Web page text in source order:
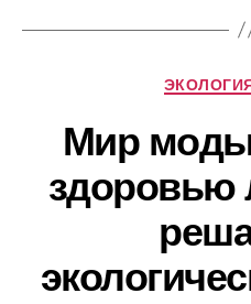
Мир
здоровью